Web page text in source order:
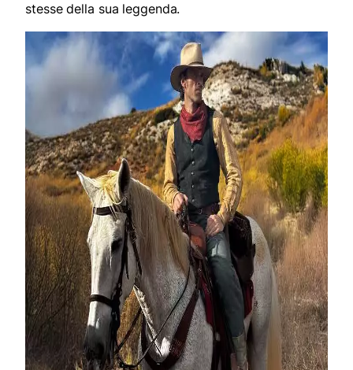
stesse della sua leggenda.